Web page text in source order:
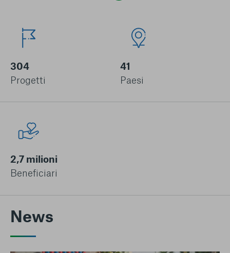
304
Progetti
41
Paesi
2,7 milioni
Beneficiari
News